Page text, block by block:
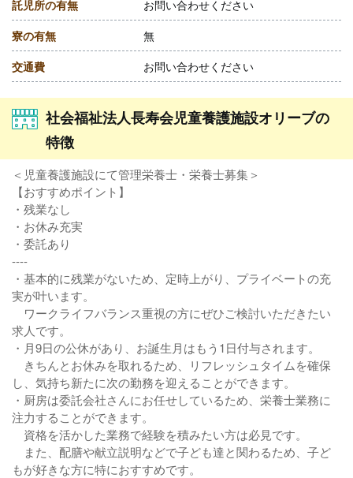
託児所の有無 お問い合わせください
寮の有無 無
交通費 お問い合わせください
社会福祉法人長寿会児童養護施設オリーブの
特徴
＜児童養護施設にて管理栄養士・栄養士募集＞
【おすすめポイント】
・残業なし
・お休み充実
・委託あり
----
・基本的に残業がないため、定時上がり、プライベートの充
実が叶います。
ワークライフバランス重視の方にぜひご検討いただきたい
求人です。
・月9日の公休があり、お誕生月はもう1日付与されます。
きちんとお休みを取れるため、リフレッシュタイムを確保
し、気持ち新たに次の勤務を迎えることができます。
・厨房は委託会社さんにお任せしているため、栄養士業務に
注力することができます。
資格を活かした業務で経験を積みたい方は必見です。
また、配膳や献立説明などで子ども達と関わるため、子ど
もが好きな方に特におすすめです。